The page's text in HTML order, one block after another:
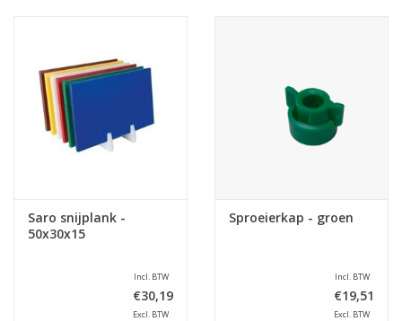
Saro snijplank -
50x30x15
Incl. BTW
€30,19
Excl. BTW
Sproeierkap - groen
Incl. BTW
€19,51
Excl. BTW